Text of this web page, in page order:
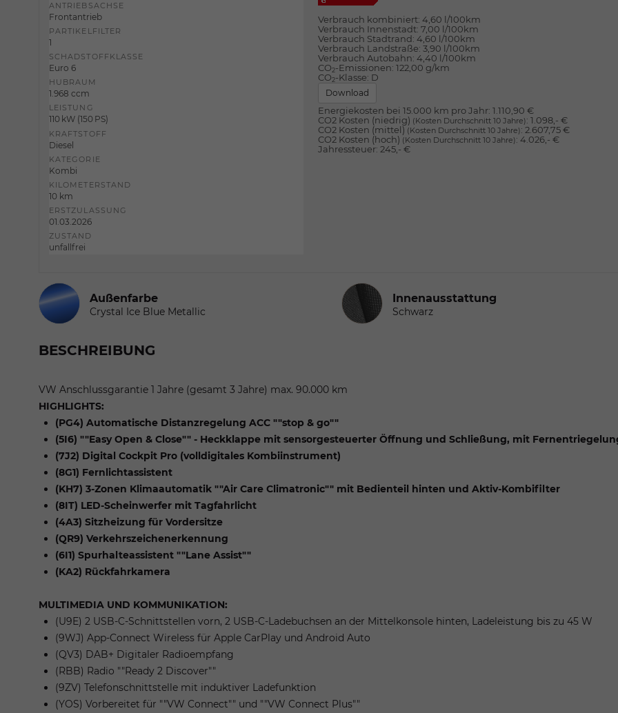
ANTRIEBSACHSE
Frontantrieb
PARTIKELFILTER
1
SCHADSTOFFKLASSE
Euro 6
HUBRAUM
1.968 ccm
LEISTUNG
110 kW (150 PS)
KRAFTSTOFF
Diesel
KATEGORIE
Kombi
KILOMETERSTAND
10 km
ERSTZULASSUNG
01.03.2026
ZUSTAND
unfallfrei
Verbrauch kombiniert: 4,60 l/100km
Verbrauch Innenstadt: 7,00 l/100km
Verbrauch Stadtrand: 4,60 l/100km
Verbrauch Landstraße: 3,90 l/100km
Verbrauch Autobahn: 4,40 l/100km
CO2-Emissionen: 122,00 g/km
CO2-Klasse: D
Download
Energiekosten bei 15.000 km pro Jahr: 1.110,90 €
CO2 Kosten (niedrig) (Kosten Durchschnitt 10 Jahre): 1.098,- €
CO2 Kosten (mittel) (Kosten Durchschnitt 10 Jahre): 2.607,75 €
CO2 Kosten (hoch) (Kosten Durchschnitt 10 Jahre): 4.026,- €
Jahressteuer: 245,- €
Außenfarbe
Crystal Ice Blue Metallic
Innenausstattung
Innenausstattung
Schwarz
BESCHREIBUNG
VW Anschlussgarantie 1 Jahre (gesamt 3 Jahre) max. 90.000 km
HIGHLIGHTS:
(PG4) Automatische Distanzregelung ACC ""stop & go""
(5I6) ""Easy Open & Close"" - Heckklappe mit sensorgesteuerter Öffnung und Schließung, mit
(7J2) Digital Cockpit Pro (volldigitales Kombiinstrument)
(8G1) Fernlichtassistent
(KH7) 3-Zonen Klimaautomatik ""Air Care Climatronic"" mit Bedienteil hinten und Aktiv-Kombifilter
(8IT) LED-Scheinwerfer mit Tagfahrlicht
(4A3) Sitzheizung für Vordersitze
(QR9) Verkehrszeichenerkennung
(6I1) Spurhalteassistent ""Lane Assist""
(KA2) Rückfahrkamera
MULTIMEDIA UND KOMMUNIKATION:
(U9E) 2 USB-C-Schnittstellen vorn, 2 USB-C-Ladebuchsen an der Mittelkonsole hinten, Ladeleistung bis zu 45 W
(9WJ) App-Connect Wireless für Apple CarPlay und Android Auto
(QV3) DAB+ Digitaler Radioempfang
(RBB) Radio ""Ready 2 Discover""
(9ZV) Telefonschnittstelle mit induktiver Ladefunktion
(YOS) Vorbereitet für ""VW Connect"" und ""VW Connect Plus""